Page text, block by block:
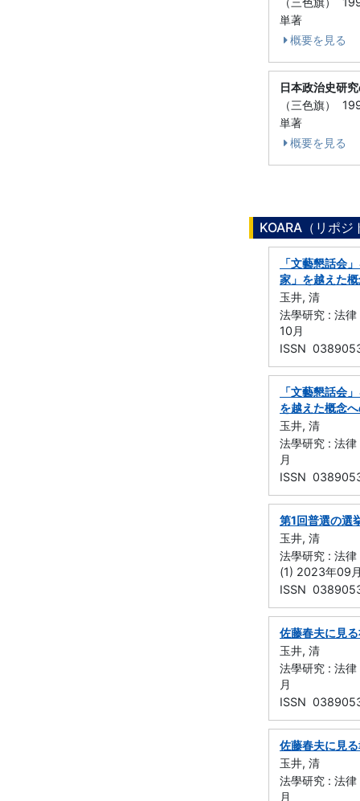
単著
概要を見る
日本政治史研
（三色旗）
単著
概要を見る
KOARA（リポ
「文藝懇話会
家」を越えた
玉井, 清
法學研究 : 法
10月
ISSN
「文藝懇話会
を越えた概念
玉井, 清
法學研究 : 法
月
ISSN
第1回普選の選
玉井, 清
法學研究 : 法
(1) 2023年09
ISSN
佐藤春夫に見
玉井, 清
法學研究 : 法
月
ISSN
佐藤春夫に見
玉井, 清
法學研究 : 法
月